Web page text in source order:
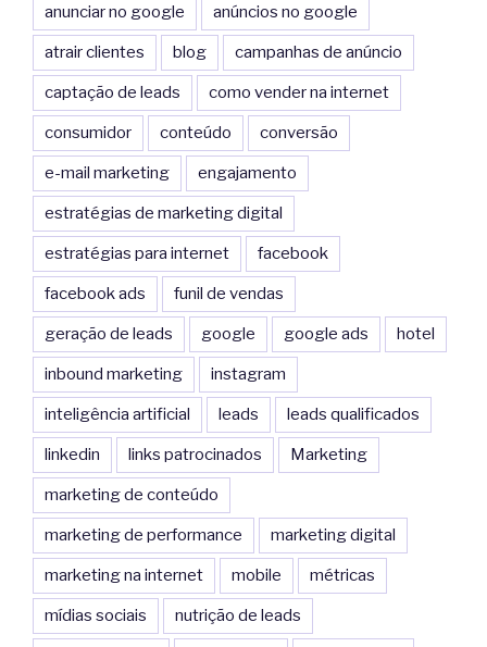
anunciar no google anúncios no google
atrair clientes blog campanhas de anúncio
captação de leads como vender na internet
consumidor conteúdo conversão
e-mail marketing engajamento
estratégias de marketing digital
estratégias para internet facebook
facebook ads funil de vendas
geração de leads google google ads hotel
inbound marketing instagram
inteligência artificial leads leads qualificados
linkedin links patrocinados Marketing
marketing de conteúdo
marketing de performance marketing digital
marketing na internet mobile métricas
mídias sociais nutrição de leads